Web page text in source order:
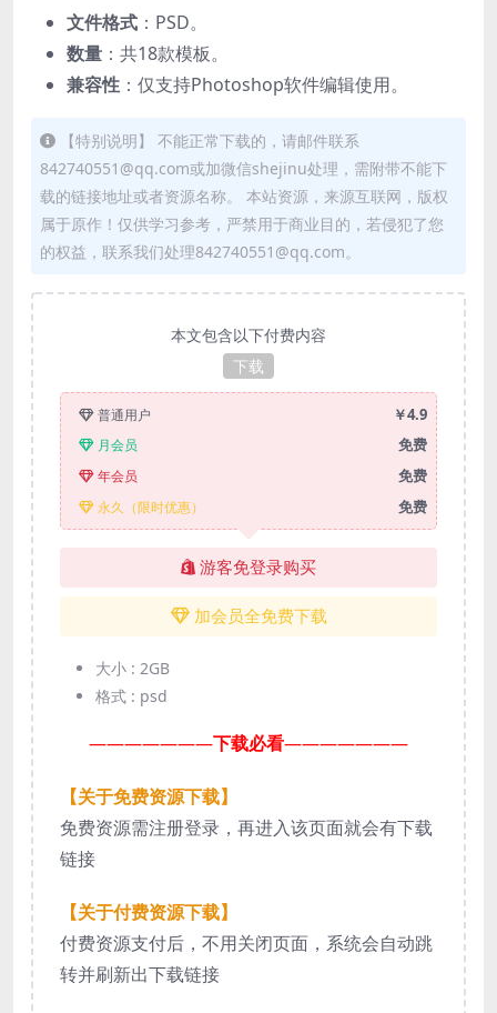
文件格式 ：PSD。
数量 ：共18款模板。
兼容性 ：仅支持Photoshop软件编辑使用。
【特别说明】 不能正常下载的，请邮件联系
842740551@qq.com或加微信shejinu处理，需附带不能下
载的链接地址或者资源名称。 本站资源，来源互联网，版权
属于原作！仅供学习参考，严禁用于商业目的，若侵犯了您
的权益，联系我们处理842740551@qq.com。
本文包含以下付费内容
下载
普通用户 ￥4.9
月会员 免费
年会员 免费
永久（限时优惠） 免费
游客免登录购买
加会员全免费下载
大小 : 2GB
格式 : psd
———————下载必看———————
【关于免费资源下载】
免费资源需注册登录，再进入该页面就会有下载
链接
【关于付费资源下载】
付费资源支付后，不用关闭页面，系统会自动跳
转并刷新出下载链接